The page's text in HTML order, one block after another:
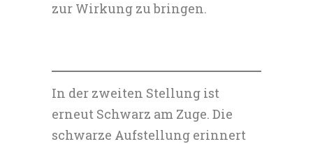
zur Wirkung zu bringen.
In der zweiten Stellung ist
erneut Schwarz am Zuge. Die
schwarze Aufstellung erinnert